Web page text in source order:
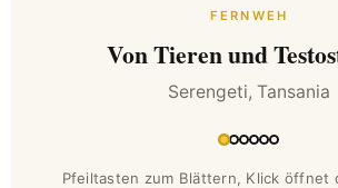
FERNWEH
Von Tieren und
Serengeti, Tansania
Pfeiltasten zum Blättern, Klick öffnet